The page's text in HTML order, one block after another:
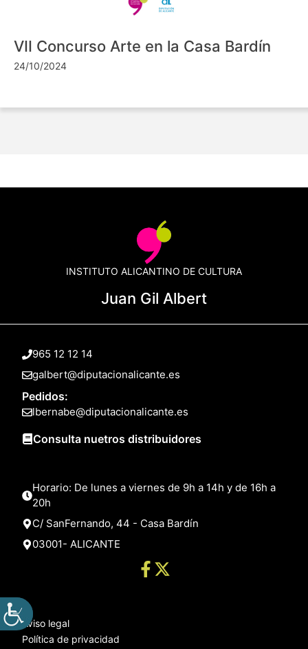
VII Concurso Arte en la Casa Bardín
24/10/2024
INSTITUTO ALICANTINO DE CULTURA
Juan Gil Albert
965 12 12 14
galbert@diputacionalicante.es
Pedidos:
lbernabe@diputacionalicante.es
Consulta nuetros distribuidores
Horario: De lunes a viernes de 9h a 14h y de 16h a
20h
C/ SanFernando, 44 - Casa Bardín
03001- ALICANTE
Aviso legal
Política de privacidad